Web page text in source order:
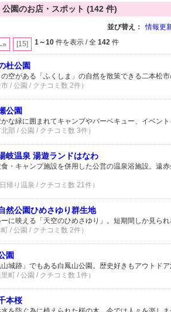
園のお店・スポット (142 件)
並び替え： 情報更
» [15] 1～10 件を表示 / 全 142 件
杜公園
空がある「ふくしま」の自然を散策できる二本松
市 / 公園 / クチコミ数 2件）
公園
な緑に囲まれてキャンプやバーベキュー、イベン
北部 / 公園 / クチコミ数 3件）
岐温泉 湯遊ランドはなわ
・キャンプ施設を併用した公営の温泉浴施設。遠
日帰り温泉 / クチコミ数 21件）
然公園ひめさゆり群生地
に映える「天空のひめさゆり」。短期間しか見ら
町 / 公園 / クチコミ数 2件）
園
山城跡」でもある白鳳山公園。歴史好きもアウトド
里町 / 公園 / クチコミ数 1件）
本桜